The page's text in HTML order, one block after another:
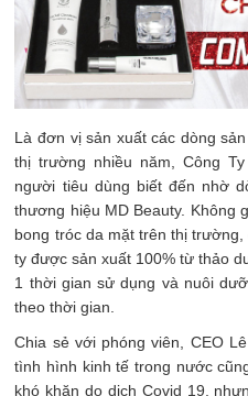
Là đơn vị sản xuất các dòng
thị trường nhiều năm, Công
người tiêu dùng biết đến nhờ
thương hiệu MD Beauty. Không
bong tróc da mặt trên thị
ty được sản xuất 100% từ thảo
1 thời gian sử dụng và nuôi
theo thời gian.
Chia sẻ với phóng viên, CEO
tình hình kinh tế trong nước
khó khăn do dịch Covid 19,